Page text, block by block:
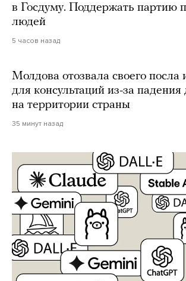
в Госдуму. Поддержать партию
людей
5 часов назад
Молдова отозвала своего посла
для консультаций из-за падения
на территории страны
35 минут назад